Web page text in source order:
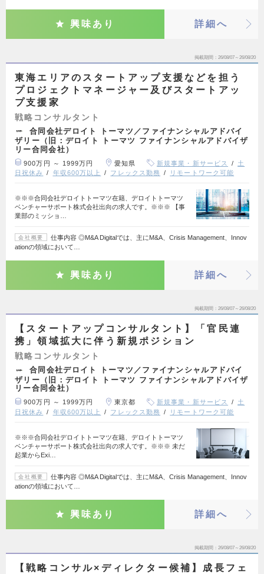
興味あり 詳細へ
掲載期間 26/08/07～26/08/20
東海エリアのスタートアップ支援などを担う
プロジェクトマネージャー及びスタートアッ
プ支援家
戦略コンサルタント
合同会社デロイト トーマツ／ファイナンシャルアドバイ
ザリー（旧：デロイト トーマツ ファイナンシャルアドバイザ
リー合同会社）
900万円 ～ 1999万円 愛知県 新規事業・新サービス
土
日祝休み
年収600万以上 フレックス勤務 リモートワーク可能
※※※合同会社デロイトトーマツ在籍、デロイトトーマツ
ベンチャーサポート株式会社出向の求人です。※※※ 【事
業部のミッショ…
会社概要
仕事内容 ◎M&A Digitalでは、主にM&A、Crisis Management、Innov
ationの領域において…
興味あり 詳細へ
掲載期間 26/08/07～26/08/20
【スタートアップコンサルタント】「官民連
携」領域拡大に伴う新規ポジション
戦略コンサルタント
合同会社デロイト トーマツ／ファイナンシャルアドバイ
ザリー（旧：デロイト トーマツ ファイナンシャルアドバイザ
リー合同会社）
900万円 ～ 1999万円 東京都 新規事業・新サービス
土
日祝休み
年収600万以上 フレックス勤務 リモートワーク可能
※※※合同会社デロイトトーマツ在籍、デロイトトーマツ
ベンチャーサポート株式会社出向の求人です。※※※ 未だ
起業からExi…
会社概要
仕事内容 ◎M&A Digitalでは、主にM&A、Crisis Management、Innov
ationの領域において…
興味あり 詳細へ
掲載期間 26/08/07～26/08/20
【戦略コンサル×ディレクター候補】成長フェ